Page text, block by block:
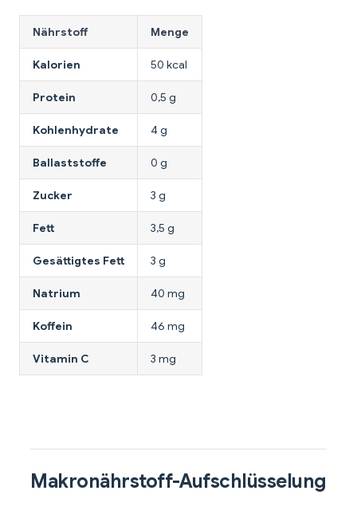
Nährstoff Menge
Kalorien 50 kcal
Protein 0,5 g
Kohlenhydrate 4 g
Ballaststoffe 0 g
Zucker 3 g
Fett 3,5 g
Gesättigtes Fett 3 g
Natrium 40 mg
Koffein 46 mg
Vitamin C 3 mg
Makronährstoff-Aufschlüsselung